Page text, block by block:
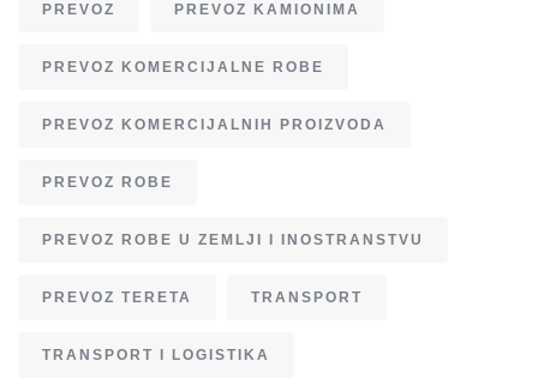
PREVOZ PREVOZ KAMIONIMA
PREVOZ KOMERCIJALNE ROBE
PREVOZ KOMERCIJALNIH PROIZVODA
PREVOZ ROBE
PREVOZ ROBE U ZEMLJI I INOSTRANSTVU
PREVOZ TERETA TRANSPORT
TRANSPORT I LOGISTIKA